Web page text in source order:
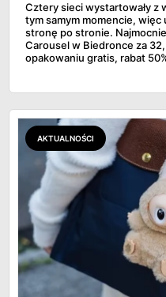
Cztery sieci wystartowały z
tym samym momencie, więc
stronę po stronie.
Carousel w Biedronce za
opakowaniu gratis, rabat
odpowiada masłem za 2,99
najwięcej wyciśniesz z
do Aldi.
AKTUALNOŚCI